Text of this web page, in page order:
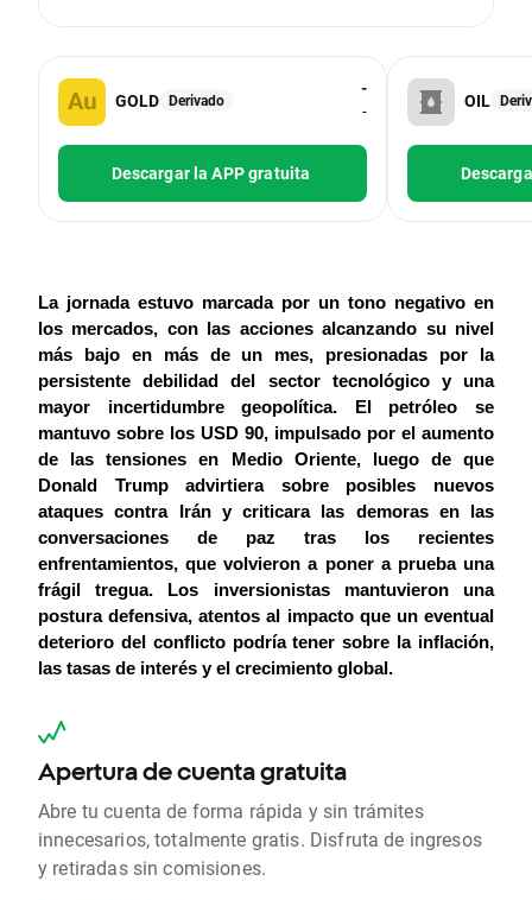
GOLD Derivado
-
-
Descargar la APP gratuita
OIL
La jornada estuvo marcada por un tono negativo en
los mercados, con las acciones alcanzando su nivel
más bajo en más de un mes, presionadas por la
persistente debilidad del sector tecnológico y una
mayor incertidumbre geopolítica. El petróleo se
mantuvo sobre los USD 90, impulsado por el aumento
de las tensiones en Medio Oriente, luego de que
Donald Trump advirtiera sobre posibles nuevos
ataques contra Irán y criticara las demoras en las
conversaciones de paz tras los recientes
enfrentamientos, que volvieron a poner a prueba una
frágil tregua. Los inversionistas mantuvieron una
postura defensiva, atentos al impacto que un eventual
deterioro del conflicto podría tener sobre la inflación,
las tasas de interés y el crecimiento global.
Apertura de cuenta gratuita
Abre tu cuenta de forma rápida y sin trámites
innecesarios, totalmente gratis. Disfruta de ingresos
y retiradas sin comisiones.